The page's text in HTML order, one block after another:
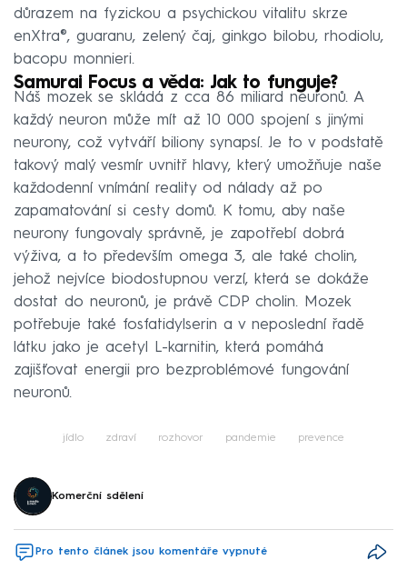
důrazem na fyzickou a psychickou vitalitu skrze
enXtra®, guaranu, zelený čaj, ginkgo bilobu, rhodiolu,
bacopu monnieri.
Samurai Focus a věda: Jak to funguje?
Náš mozek se skládá z cca 86 miliard neuronů. A
každý neuron může mít až 10 000 spojení s jinými
neurony, což vytváří biliony synapsí. Je to v podstatě
takový malý vesmír uvnitř hlavy, který umožňuje naše
každodenní vnímání reality od nálady až po
zapamatování si cesty domů. K tomu, aby naše
neurony fungovaly správně, je zapotřebí dobrá
výživa, a to především omega 3, ale také cholin,
jehož nejvíce biodostupnou verzí, která se dokáže
dostat do neuronů, je právě CDP cholin. Mozek
potřebuje také fosfatidylserin a v neposlední řadě
látku jako je acetyl L-karnitin, která pomáhá
zajišťovat energii pro bezproblémové fungování
neuronů.
jídlo zdraví rozhovor pandemie prevence
Komerční sdělení
Pro tento článek jsou komentáře vypnuté